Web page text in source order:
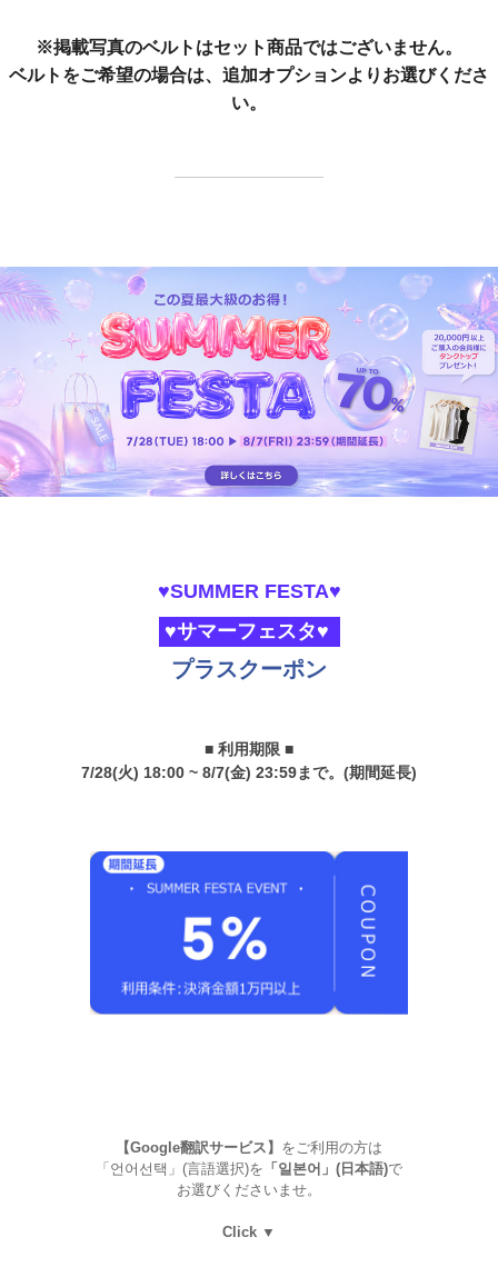
※掲載写真のベルトはセット商品ではございません。
ベルトをご希望の場合は、追加オプションよりお選びくださ
い。
♥SUMMER FESTA♥
♥サマーフェスタ♥
プラスクーポン
■ 利用期限 ■
7/28(火) 18:00 ~ 8/7(金) 23:59まで。(期間延長)
【Google翻訳サービス】 をご利用の方は
「언어선택」(言語選択)を 「일본어」(日本語)で
お選びくださいませ。
Click ▼